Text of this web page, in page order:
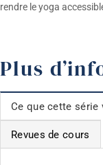
rendre le yoga
Plus
Ce que cette série
Revues de cours